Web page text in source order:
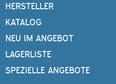
HERSTELLER
KATALOG
NEU IM ANGEBOT
LAGERLISTE
SPEZIELLE ANGEBOTE